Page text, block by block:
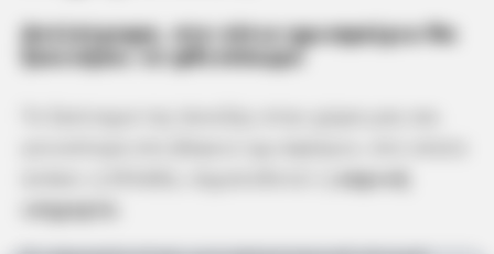
Αντίστροφα, στο νότιο ημισφαίριο θα
ξεκινήσει το φθινόπωρο
εαρινή
ισημερία